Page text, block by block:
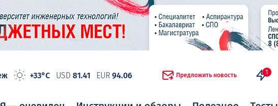
+33°C USD 81.41 EUR 94.06 Предложить новость 1